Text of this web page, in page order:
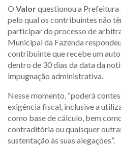
O Valorquestionou a Prefeitura
pelo qual os contribuintes não
participar do processo de
Municipal da Fazenda
contribuinte que recebe um
dentro de 30 dias da data da
impugnação administrativa.
Nesse momento, “poderá
exigência fiscal, inclusive a
como base de cálculo, bem
contraditória ou quaisquer
sustentação às suas alegações”.